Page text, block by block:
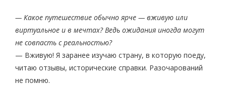
— Какое путешествие обычно ярче — вживую или
виртуальное и в мечтах? Ведь ожидания иногда могут
не совпасть с реальностью?
— Вживую! Я заранее изучаю страну, в которую поеду,
читаю отзывы, исторические справки. Разочарований
не помню.